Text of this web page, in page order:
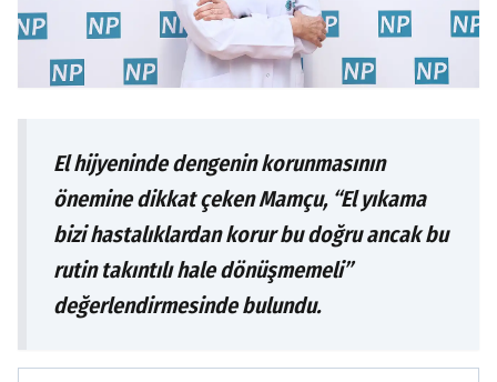
El hijyeninde dengenin korunmasının
önemine dikkat çeken Mamçu, “El yıkama
bizi hastalıklardan korur bu doğru ancak bu
rutin takıntılı hale dönüşmemeli”
değerlendirmesinde bulundu.